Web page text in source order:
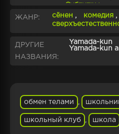
Субтитры
Studio Band
ЖАНР: сёнен , комедия ,
ДРУГИЕ
НАЗВАНИЯ:
Yamada-
Yamada-kun
обмен телами
школьный клуб школа